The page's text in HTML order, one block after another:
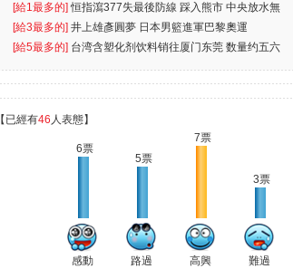
無
[給1最多的]恒指瀉377失最後防線 踩入熊市 中央放水無
[給3最多的] 井上雄彥圓夢 日本男籃進軍巴黎奧運
[給5最多的] 台湾含塑化剂饮料销往厦门东莞 数量约五六
【已經有46 人表態】
6票
感動
5票
路過
7票
高興
3票
難過